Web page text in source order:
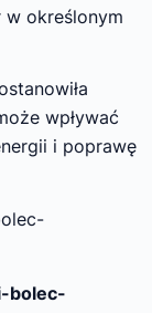
w określonym
wpływać
i poprawę
bolec-